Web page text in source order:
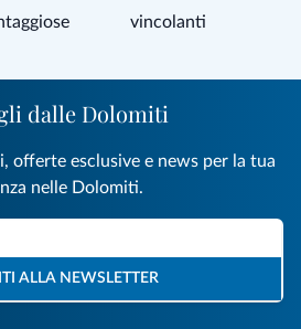
vincolanti
dalle Dolomiti
offerte esclusive e news per la tua
nelle Dolomiti.
ALLA NEWSLETTER